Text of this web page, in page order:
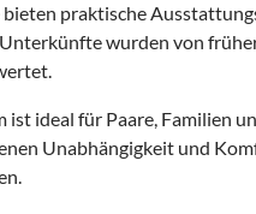
praktische
Unterkünfte wurden von
ist ideal für Paare, Familien
Unabhängigkeit und